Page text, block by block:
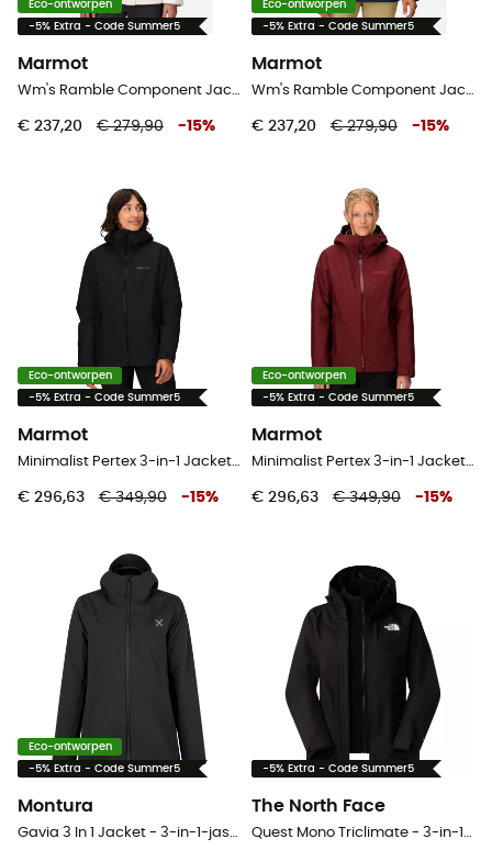
Eco-ontworpen
-5% Extra - Code Summer5
Marmot
Wm's Ramble Component Jacket - 3-in-1-jas - Dames
€ 237,20 € 279,90 -15%
Eco-ontworpen
-5% Extra - Code Summer5
Marmot
Wm's Ramble Component Jacket - 3-in-1-jas - Dames
€ 237,20 € 279,90 -15%
Eco-ontworpen
-5% Extra - Code Summer5
Marmot
Minimalist Pertex 3-in-1 Jacket - 3-in-1-jas - Dames
€ 296,63 € 349,90 -15%
Eco-ontworpen
-5% Extra - Code Summer5
Marmot
Minimalist Pertex 3-in-1 Jacket - 3-in-1-jas - Dames
€ 296,63 € 349,90 -15%
Eco-ontworpen
-5% Extra - Code Summer5
Montura
Gavia 3 In 1 Jacket - 3-in-1-jas - Dames
-5% Extra - Code Summer5
The North Face
Quest Mono Triclimate - 3-in-1-jas - Dames